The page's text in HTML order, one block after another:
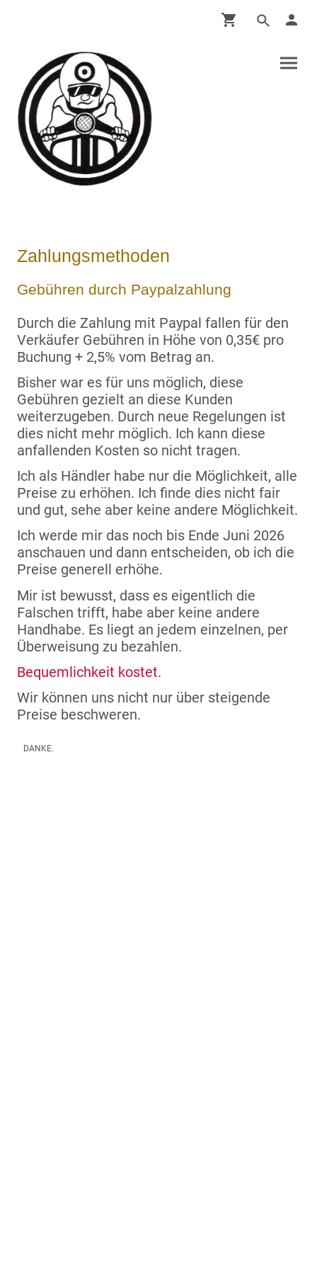
Zahlungsmethoden
Gebühren durch Paypalzahlung
Durch die Zahlung mit Paypal fallen für den
Verkäufer Gebühren in Höhe von 0,35€ pro
Buchung + 2,5% vom Betrag an.
Bisher war es für uns möglich, diese
Gebühren gezielt an diese Kunden
weiterzugeben. Durch neue Regelungen ist
dies nicht mehr möglich. Ich kann diese
anfallenden Kosten so nicht tragen.
Ich als Händler habe nur die Möglichkeit, alle
Preise zu erhöhen. Ich finde dies nicht fair
und gut, sehe aber keine andere Möglichkeit.
Ich werde mir das noch bis Ende Juni 2026
anschauen und dann entscheiden, ob ich die
Preise generell erhöhe.
Mir ist bewusst, dass es eigentlich die
Falschen trifft, habe aber keine andere
Handhabe. Es liegt an jedem einzelnen, per
Überweisung zu bezahlen.
Bequemlichkeit kostet.
Wir können uns nicht nur über steigende
Preise beschweren.
DANKE.